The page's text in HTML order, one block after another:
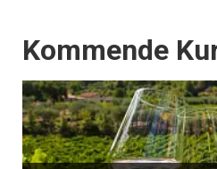
Events
Kommende